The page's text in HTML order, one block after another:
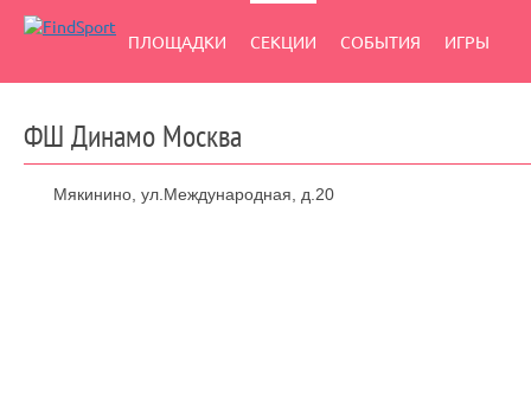
ПЛОЩАДКИ СЕКЦИИ СОБЫТИЯ ИГРЫ
ФШ Динамо Москва
Мякинино, ул.Международная, д.20